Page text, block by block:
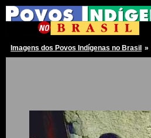
Imagens dos Povos Indígenas no Brasil »